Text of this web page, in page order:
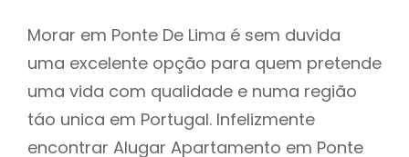
Morar em Ponte De Lima é sem duvida
uma excelente opção para quem pretende
uma vida com qualidade e numa região
táo unica em Portugal. Infelizmente
encontrar Alugar Apartamento em Ponte